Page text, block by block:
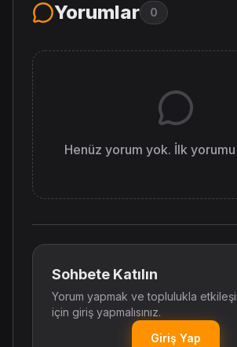
Yorumlar 0
Henüz yorum yok. İlk
Sohbete Katılın
Yorum yapmak ve toplulukla
için giriş yapmalısınız.
Giriş Yap